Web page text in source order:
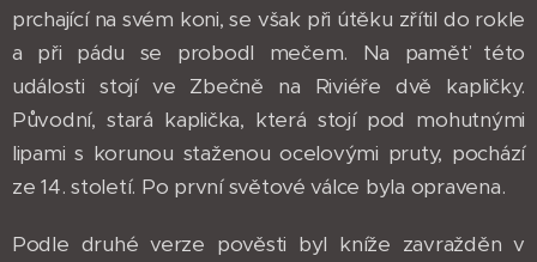
prchající na svém koni, se však při útěku zřítil do rokle
a při pádu se probodl mečem. Na paměť této
události stojí ve Zbečně na Riviéře dvě kapličky.
Původní, stará kaplička, která stojí pod mohutnými
lipami s korunou staženou ocelovými pruty, pochází
ze 14. století. Po první světové válce byla opravena.
Podle druhé verze pověsti byl kníže zavražděn v